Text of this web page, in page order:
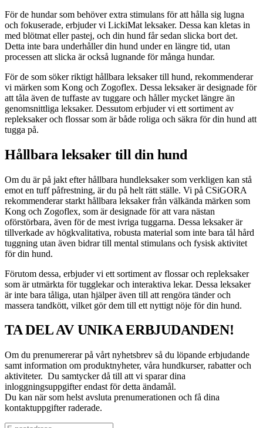
För de hundar som behöver extra stimulans för att hålla sig lugna
och fokuserade, erbjuder vi LickiMat leksaker. Dessa kan kletas in
med blötmat eller pastej, och din hund får sedan slicka bort det.
Detta inte bara underhåller din hund under en längre tid, utan
processen att slicka är också lugnande för många hundar.
För de som söker riktigt hållbara leksaker till hund, rekommenderar
vi märken som Kong och Zogoflex. Dessa leksaker är designade för
att tåla även de tuffaste av tuggare och håller mycket längre än
genomsnittliga leksaker. Dessutom erbjuder vi ett sortiment av
repleksaker och flossar som är både roliga och säkra för din hund att
tugga på.
Hållbara leksaker till din hund
Om du är på jakt efter hållbara hundleksaker som verkligen kan stå
emot en tuff påfrestning, är du på helt rätt ställe. Vi på CSiGORA
rekommenderar starkt hållbara leksaker från välkända märken som
Kong och Zogoflex, som är designade för att vara nästan
oförstörbara, även för de mest ivriga tuggarna. Dessa leksaker är
tillverkade av högkvalitativa, robusta material som inte bara tål hård
tuggning utan även bidrar till mental stimulans och fysisk aktivitet
för din hund.
Förutom dessa, erbjuder vi ett sortiment av flossar och repleksaker
som är utmärkta för tugglekar och interaktiva lekar. Dessa leksaker
är inte bara tåliga, utan hjälper även till att rengöra tänder och
massera tandkött, vilket gör dem till ett nyttigt nöje för din hund.
TA DEL AV UNIKA ERBJUDANDEN!
Om du prenumererar på vårt nyhetsbrev så du löpande erbjudande
samt information om produktnyheter, våra hundkurser, rabatter och
aktiviteter. Du samtycker då till att vi sparar dina
inloggningsuppgifter endast för detta ändamål.
Du kan när som helst avsluta prenumerationen och få dina
kontaktuppgifter raderade.